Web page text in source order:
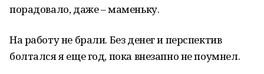
порадовало, даже – маменьку.
На работу не брали. Без денег и перспектив
болтался я еще год, пока внезапно не поумнел.